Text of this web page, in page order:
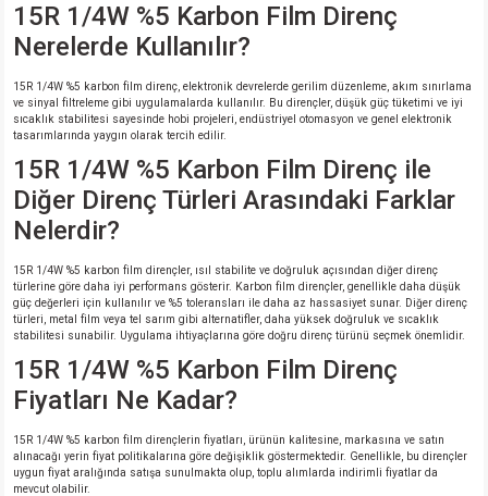
15R 1/4W %5 Karbon Film Direnç
Nerelerde Kullanılır?
15R 1/4W %5 karbon film direnç, elektronik devrelerde gerilim düzenleme, akım sınırlama
ve sinyal filtreleme gibi uygulamalarda kullanılır. Bu dirençler, düşük güç tüketimi ve iyi
sıcaklık stabilitesi sayesinde hobi projeleri, endüstriyel otomasyon ve genel elektronik
tasarımlarında yaygın olarak tercih edilir.
15R 1/4W %5 Karbon Film Direnç ile
Diğer Direnç Türleri Arasındaki Farklar
Nelerdir?
15R 1/4W %5 karbon film dirençler, ısıl stabilite ve doğruluk açısından diğer direnç
türlerine göre daha iyi performans gösterir. Karbon film dirençler, genellikle daha düşük
güç değerleri için kullanılır ve %5 toleransları ile daha az hassasiyet sunar. Diğer direnç
türleri, metal film veya tel sarım gibi alternatifler, daha yüksek doğruluk ve sıcaklık
stabilitesi sunabilir. Uygulama ihtiyaçlarına göre doğru direnç türünü seçmek önemlidir.
15R 1/4W %5 Karbon Film Direnç
Fiyatları Ne Kadar?
15R 1/4W %5 karbon film dirençlerin fiyatları, ürünün kalitesine, markasına ve satın
alınacağı yerin fiyat politikalarına göre değişiklik göstermektedir. Genellikle, bu dirençler
uygun fiyat aralığında satışa sunulmakta olup, toplu alımlarda indirimli fiyatlar da
mevcut olabilir.